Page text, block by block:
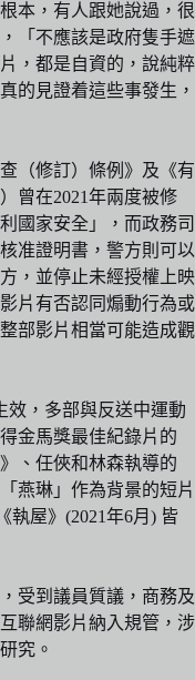
本，有人跟她說過，很
「不應該是政府隻手遮
，都是自資的，說純粹
的見證着這些事發生，
（修訂）條例》及《有
曾在2021年兩度被修
國家安全」，而政務司
准證明書，警方則可以
，並停止未經授權上映
片有否認同煽動行為或
部影片相當可能造成觀
效，多部與反送中運動
金馬獎最佳紀錄片的
、任俠和林森執導的
燕琳」作為背景的短片
執屋》(2021年6月) 皆
受到議員質議，商務及
聯網影片納入規管，涉
究。